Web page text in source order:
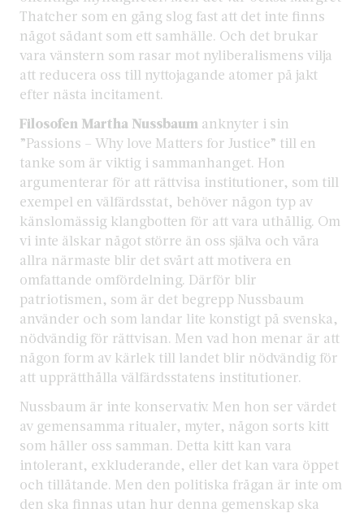
Thatcher som en gång slog fast att det inte finns
något sådant som ett samhälle. Och det brukar
vara vänstern som rasar mot nyliberalismens vilja
att reducera oss till nyttojagande atomer på jakt
efter nästa incitament.
Filosofen Martha Nussbaum anknyter i sin
”Passions – Why love Matters for Justice” till en
tanke som är viktig i sammanhanget. Hon
argumenterar för att rättvisa institutioner, som till
exempel en välfärdsstat, behöver någon typ av
känslomässig klangbotten för att vara uthållig. Om
vi inte älskar något större än oss själva och våra
allra närmaste blir det svårt att motivera en
omfattande omfördelning. Därför blir
patriotismen, som är det begrepp Nussbaum
använder och som landar lite konstigt på svenska,
nödvändig för rättvisan. Men vad hon menar är att
någon form av kärlek till landet blir nödvändig för
att upprätthålla välfärdsstatens institutioner.
Nussbaum är inte konservativ. Men hon ser värdet
av gemensamma ritualer, myter, någon sorts kitt
som håller oss samman. Detta kitt kan vara
intolerant, exkluderande, eller det kan vara öppet
och tillåtande. Men den politiska frågan är inte om
den ska finnas utan hur denna gemenskap ska